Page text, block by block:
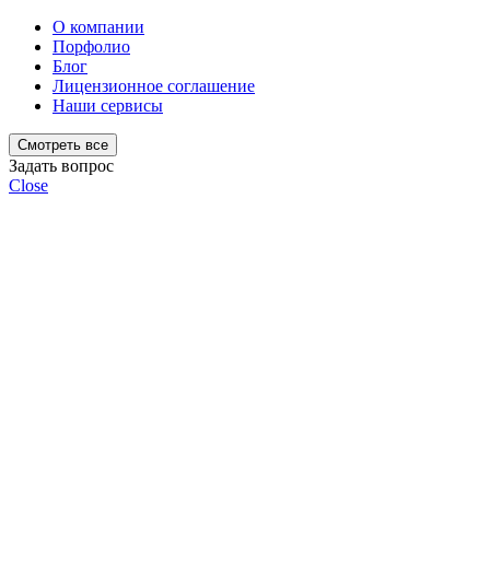
О компании
Порфолио
Блог
Лицензионное соглашение
Наши сервисы
Смотреть все
Задать вопрос
Close